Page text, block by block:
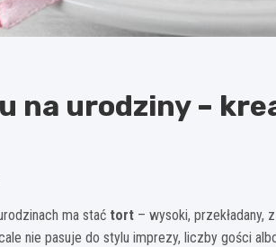
na urodziny –
ma stać tort – wysoki,
nie pasuje do stylu imprezy, liczby gości